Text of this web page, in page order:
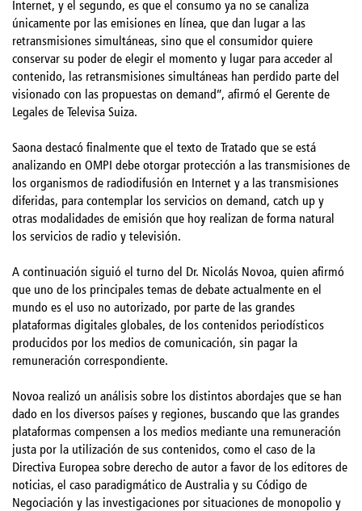
Internet, y el segundo, es que el consumo ya no se canaliza
únicamente por las emisiones en línea, que dan lugar a las
retransmisiones simultáneas, sino que el consumidor quiere
conservar su poder de elegir el momento y lugar para acceder al
contenido, las retransmisiones simultáneas han perdido parte del
visionado con las propuestas on demand”, afirmó el Gerente de
Legales de Televisa Suiza.
Saona destacó finalmente que el texto de Tratado que se está
analizando en OMPI debe otorgar protección a las transmisiones de
los organismos de radiodifusión en Internet y a las transmisiones
diferidas, para contemplar los servicios on demand, catch up y
otras modalidades de emisión que hoy realizan de forma natural
los servicios de radio y televisión.
A continuación siguió el turno del Dr. Nicolás Novoa, quien afirmó
que uno de los principales temas de debate actualmente en el
mundo es el uso no autorizado, por parte de las grandes
plataformas digitales globales, de los contenidos periodísticos
producidos por los medios de comunicación, sin pagar la
remuneración correspondiente.
Novoa realizó un análisis sobre los distintos abordajes que se han
dado en los diversos países y regiones, buscando que las grandes
plataformas compensen a los medios mediante una remuneración
justa por la utilización de sus contenidos, como el caso de la
Directiva Europea sobre derecho de autor a favor de los editores de
noticias, el caso paradigmático de Australia y su Código de
Negociación y las investigaciones por situaciones de monopolio y